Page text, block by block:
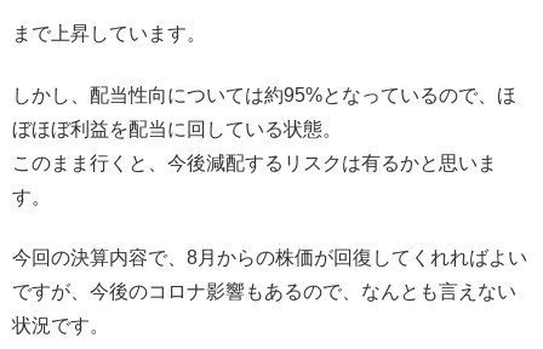
まで上昇しています。
しかし、配当性向については約95%となっているので、ほ
ぼほぼ利益を配当に回している状態。
このまま行くと、今後減配するリスクは有るかと思いま
す。
今回の決算内容で、8月からの株価が回復してくれればよい
ですが、今後のコロナ影響もあるので、なんとも言えない
状況です。